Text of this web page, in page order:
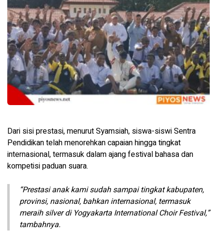
Dari sisi prestasi, menurut Syamsiah, siswa-siswi Sentra
Pendidikan telah menorehkan capaian hingga tingkat
internasional, termasuk dalam ajang festival bahasa dan
kompetisi paduan suara.
“Prestasi anak kami sudah sampai tingkat kabupaten,
provinsi, nasional, bahkan internasional, termasuk
meraih silver di Yogyakarta International Choir Festival,”
tambahnya.